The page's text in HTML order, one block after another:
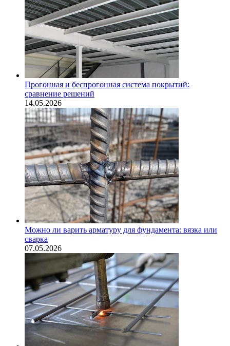
Прогонная и беспрогонная система покрытий:
сравнение решений
14.05.2026
Можно ли варить арматуру для фундамента: вязка или
сварка
07.05.2026